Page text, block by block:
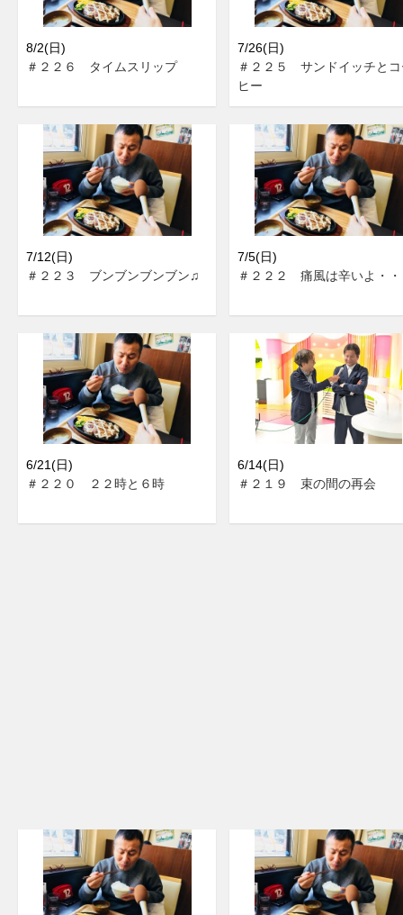
8/2(日)
＃２２６ タイムスリップ
7/26(日)
＃２２５ サンドイッチと
ヒー
7/12(日)
＃２２３ ブンブンブンブン♫
7/5(日)
＃２２２ 痛風は辛いよ・
6/21(日)
＃２２０ ２２時と６時
6/14(日)
＃２１９ 束の間の再会